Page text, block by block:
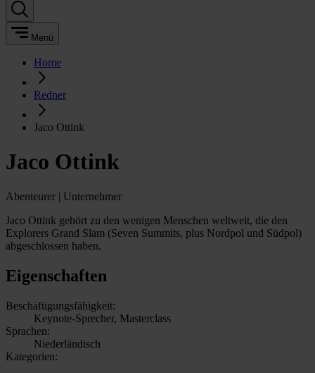
Menü
Home
Redner
Jaco Ottink
Jaco Ottink
Abenteurer | Unternehmer
Jaco Ottink gehört zu den wenigen Menschen weltweit, die den
Explorers Grand Slam (Seven Summits, plus Nordpol und Südpol)
abgeschlossen haben.
Eigenschaften
Beschäftigungsfähigkeit:
Keynote-Sprecher, Masterclass
Sprachen:
Niederländisch
Kategorien: